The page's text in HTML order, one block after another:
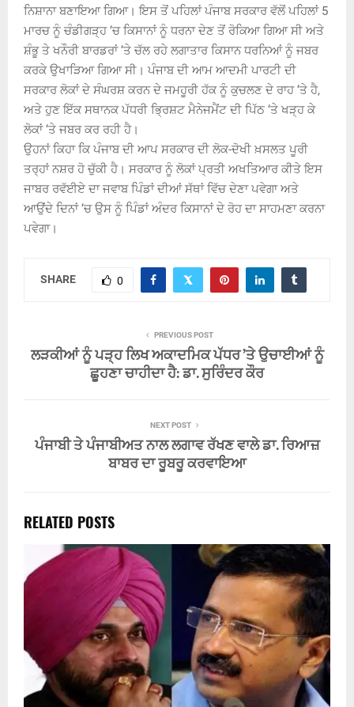
ਨਿਸ਼ਾਨਾ ਬਣਾਇਆ ਗਿਆ। ਇਸ ਤੋਂ ਪਹਿਲਾਂ ਪੰਜਾਬ ਸਰਕਾਰ ਵੱਲੋਂ ਪਹਿਲਾਂ 5
ਮਾਰਚ ਨੂੰ ਚੰਡੀਗੜ੍ਹ ‘ਚ ਕਿਸਾਨਾਂ ਨੂੰ ਧਰਨਾ ਦੇਣ ਤੋਂ ਰੋਕਿਆ ਗਿਆ ਸੀ ਅਤੇ
ਸ਼ੰਭੂ ਤੇ ਖਨੌਰੀ ਬਾਰਡਰਾਂ ‘ਤੇ ਚੱਲ ਰਹੇ ਲਗਾਤਾਰ ਕਿਸਾਨ ਧਰਨਿਆਂ ਨੂੰ ਜਬਰ
ਕਰਕੇ ਉਖਾੜਿਆ ਗਿਆ ਸੀ। ਪੰਜਾਬ ਦੀ ਆਮ ਆਦਮੀ ਪਾਰਟੀ ਦੀ
ਸਰਕਾਰ ਲੋਕਾਂ ਦੇ ਸੰਘਰਸ਼ ਕਰਨ ਦੇ ਜਮਹੂਰੀ ਹੱਕ ਨੂੰ ਕੁਚਲਣ ਦੇ ਰਾਹ ‘ਤੇ ਹੈ,
ਅਤੇ ਹੁਣ ਇੱਕ ਸਥਾਨਕ ਪੱਧਰੀ ਭ੍ਰਿਸ਼ਟ ਮੈਨੇਜਮੈਂਟ ਦੀ ਪਿੱਠ ‘ਤੇ ਖੜ੍ਹ ਕੇ
ਲੋਕਾਂ ‘ਤੇ ਜਬਰ ਕਰ ਰਹੀ ਹੈ।
ਉਹਨਾਂ ਕਿਹਾ ਕਿ ਪੰਜਾਬ ਦੀ ਆਪ ਸਰਕਾਰ ਦੀ ਲੋਕ-ਦੋਖੀ ਖ਼ਸਲਤ ਪੂਰੀ
ਤਰ੍ਹਾਂ ਨਸ਼ਰ ਹੋ ਚੁੱਕੀ ਹੈ। ਸਰਕਾਰ ਨੂੰ ਲੋਕਾਂ ਪ੍ਰਤੀ ਅਖਤਿਆਰ ਕੀਤੇ ਇਸ
ਜਾਬਰ ਰਵੱਈਏ ਦਾ ਜਵਾਬ ਪਿੰਡਾਂ ਦੀਆਂ ਸੱਥਾਂ ਵਿੱਚ ਦੇਣਾ ਪਵੇਗਾ ਅਤੇ
ਆਉਂਦੇ ਦਿਨਾਂ ‘ਚ ਉਸ ਨੂੰ ਪਿੰਡਾਂ ਅੰਦਰ ਕਿਸਾਨਾਂ ਦੇ ਰੋਹ ਦਾ ਸਾਹਮਣਾ ਕਰਨਾ
ਪਵੇਗਾ।
SHARE 0
PREVIOUS POST
ਲੜਕੀਆਂ ਨੂੰ ਪੜ੍ਹ ਲਿਖ ਅਕਾਦਮਿਕ ਪੱਧਰ ’ਤੇ ਉਚਾਈਆਂ ਨੂੰ
ਛੂਹਣਾ ਚਾਹੀਦਾ ਹੈ: ਡਾ. ਸੁਰਿੰਦਰ ਕੌਰ
NEXT POST
ਪੰਜਾਬੀ ਤੇ ਪੰਜਾਬੀਅਤ ਨਾਲ ਲਗਾਵ ਰੱਖਣ ਵਾਲੇ ਡਾ. ਰਿਆਜ਼
ਬਾਬਰ ਦਾ ਰੂਬਰੂ ਕਰਵਾਇਆ
RELATED POSTS